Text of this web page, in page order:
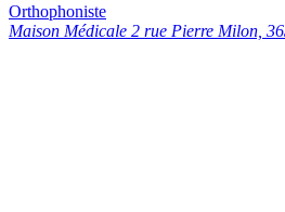
Orthophoniste
Maison Médicale 2 rue Pierre Milon,